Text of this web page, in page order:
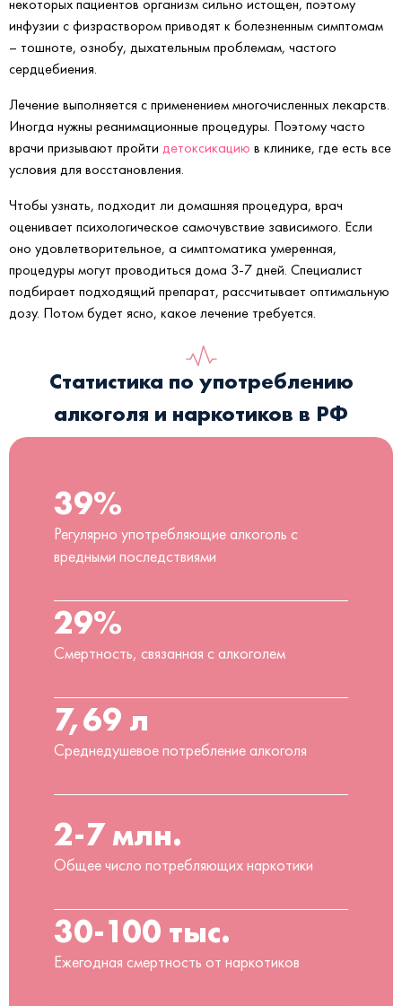
некоторых пациентов организм сильно истощен, поэтому
инфузии с физраствором приводят к болезненным симптомам
– тошноте, ознобу, дыхательным проблемам, частого
сердцебиения.
Лечение выполняется с применением многочисленных лекарств.
Иногда нужны реанимационные процедуры. Поэтому часто
врачи призывают пройти детоксикацию в клинике, где есть все
условия для восстановления.
Чтобы узнать, подходит ли домашняя процедура, врач
оценивает психологическое самочувствие зависимого. Если
оно удовлетворительное, а симптоматика умеренная,
процедуры могут проводиться дома 3-7 дней. Специалист
подбирает подходящий препарат, рассчитывает оптимальную
дозу. Потом будет ясно, какое лечение требуется.
Статистика по употреблению
алкоголя и наркотиков в РФ
39%
Регулярно употребляющие алкоголь с
вредными последствиями
29%
Смертность, связанная с алкоголем
7,69 л
Среднедушевое потребление алкоголя
2-7 млн.
Общее число потребляющих наркотики
30-100 тыс.
Ежегодная смертность от наркотиков